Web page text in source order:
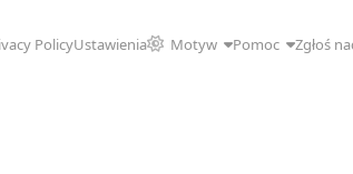
PolicyUstawienia Motyw Pomoc Zgłoś